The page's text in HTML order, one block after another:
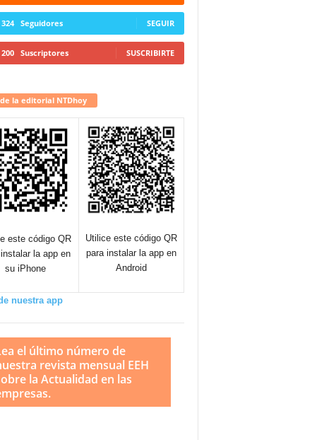
324 Seguidores SEGUIR
200 Suscriptores SUSCRIBIRTE
la editorial NTDhoy
este código QR
la app en
su iPhone
Utilice este código QR
para instalar la app en
Android
nuestra app
el último número de
revista mensual EEH
la Actualidad en las